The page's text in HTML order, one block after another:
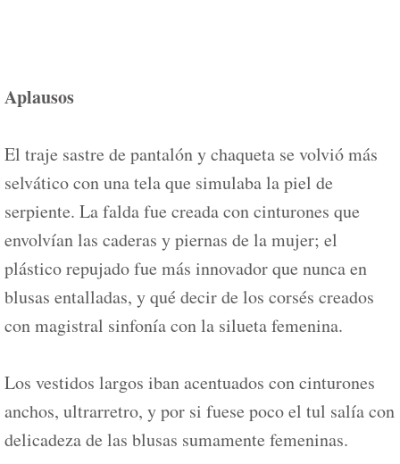
Aplausos
El traje sastre de pantalón y chaqueta se volvió más
selvático con una tela que simulaba la piel de
serpiente. La falda fue creada con cinturones que
envolvían las caderas y piernas de la mujer; el
plástico repujado fue más innovador que nunca en
blusas entalladas, y qué decir de los corsés creados
con magistral sinfonía con la silueta femenina.
Los vestidos largos iban acentuados con cinturones
anchos, ultrarretro, y por si fuese poco el tul salía con
delicadeza de las blusas sumamente femeninas.